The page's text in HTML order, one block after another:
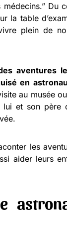
Du
la table
plein de
aventures
en
au musée
lui et son père
les
aider leurs